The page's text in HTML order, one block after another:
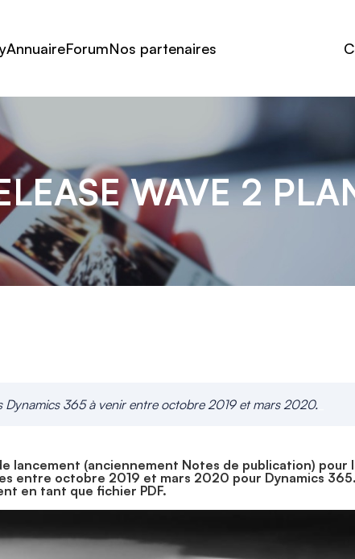
AnnuaireForumNos partenaires
WAVE 2
365 à venir entre octobre 2019 et mars 2020.
lancement (anciennement Notes de publication) pour
entre octobre 2019 et mars 2020 pour Dynamics
en tant que fichier PDF.